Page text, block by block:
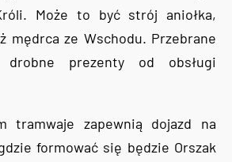
Może to być strój aniołka,
mędrca ze Wschodu. Przebrane
drobne prezenty od obsługi
tramwaje zapewnią dojazd na
formować się będzie Orszak